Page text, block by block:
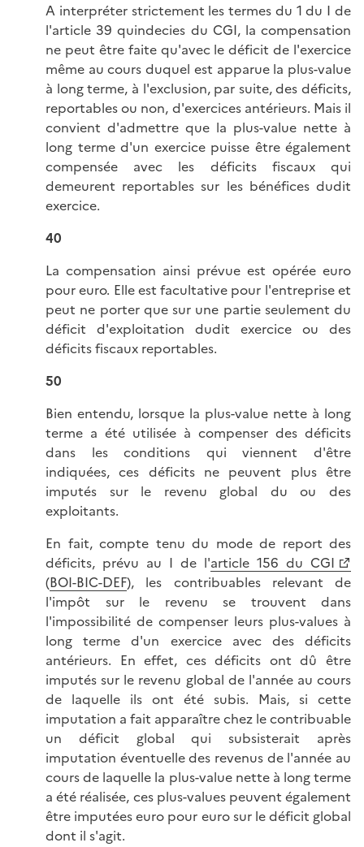
A interpréter strictement les termes du 1 du I de
l'article 39 quindecies du CGI, la compensation
ne peut être faite qu'avec le déficit de l'exercice
même au cours duquel est apparue la plus-value
à long terme, à l'exclusion, par suite, des déficits,
reportables ou non, d'exercices antérieurs. Mais il
convient d'admettre que la plus-value nette à
long terme d'un exercice puisse être également
compensée avec les déficits fiscaux qui
demeurent reportables sur les bénéfices dudit
exercice.
40
La compensation ainsi prévue est opérée euro
pour euro. Elle est facultative pour l'entreprise et
peut ne porter que sur une partie seulement du
déficit d'exploitation dudit exercice ou des
déficits fiscaux reportables.
50
Bien entendu, lorsque la plus-value nette à long
terme a été utilisée à compenser des déficits
dans les conditions qui viennent d'être
indiquées, ces déficits ne peuvent plus être
imputés sur le revenu global du ou des
exploitants.
En fait, compte tenu du mode de report des
déficits, prévu au I de l'article 156 du CGI
(BOI-BIC-DEF), les contribuables relevant de
l'impôt sur le revenu se trouvent dans
l'impossibilité de compenser leurs plus-values à
long terme d'un exercice avec des déficits
antérieurs. En effet, ces déficits ont dû être
imputés sur le revenu global de l'année au cours
de laquelle ils ont été subis. Mais, si cette
imputation a fait apparaître chez le contribuable
un déficit global qui subsisterait après
imputation éventuelle des revenus de l'année au
cours de laquelle la plus-value nette à long terme
a été réalisée, ces plus-values peuvent également
être imputées euro pour euro sur le déficit global
dont il s'agit.